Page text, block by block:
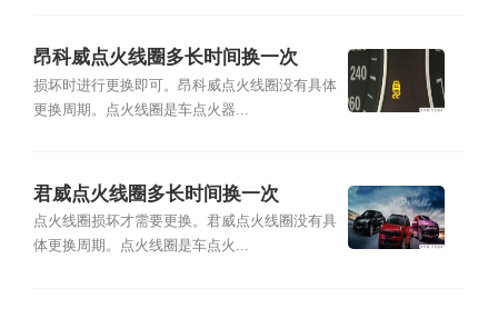
昂科威点火线圈多长时间换一次
损坏时进行更换即可。昂科威点火线圈没有具体
更换周期。点火线圈是车点火器...
君威点火线圈多长时间换一次
点火线圈损坏才需要更换。君威点火线圈没有具
体更换周期。点火线圈是车点火...